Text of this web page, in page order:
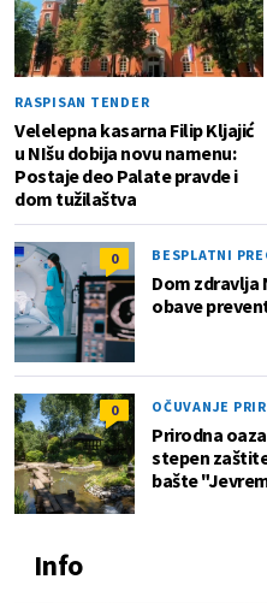
RASPISAN TENDER
Velelepna kasarna Filip Kljajić
u NIšu dobija novu namenu:
Postaje deo Palate pravde i
dom tužilaštva
0 BESPLATNI
Dom zdravlja
obave
0 OČUVANJE
Prirodna
stepen
bašte
Info